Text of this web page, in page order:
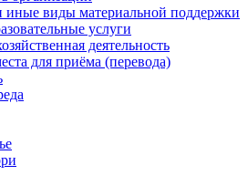
иные виды материальной поддержки
услуги
деятельность
для приёма (перевода)